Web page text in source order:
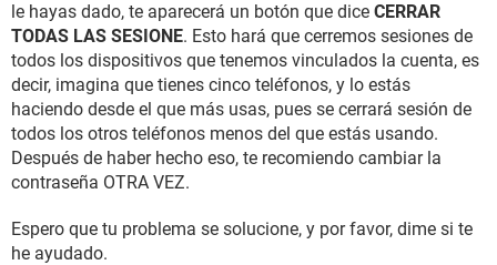
le hayas dado, te aparecerá un botón que dice CERRAR
TODAS LAS SESIONE. Esto hará que cerremos sesiones de
todos los dispositivos que tenemos vinculados la cuenta, es
decir, imagina que tienes cinco teléfonos, y lo estás
haciendo desde el que más usas, pues se cerrará sesión de
todos los otros teléfonos menos del que estás usando.
Después de haber hecho eso, te recomiendo cambiar la
contraseña OTRA VEZ.
Espero que tu problema se solucione, y por favor, dime si te
he ayudado.